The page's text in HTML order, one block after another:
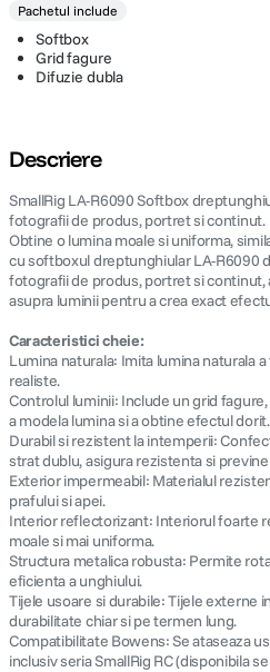
Pachetul include
Softbox
Grid fagure
Difuzie dubla
Descriere
SmallRig LA-R6090 Softbox
fotografii de produs, portret si continut.
Obtine o lumina moale si uniforma,
cu softboxul dreptunghiular LA-R6090
fotografii de produs, portret si
asupra luminii pentru a crea exact
Caracteristici cheie:
Lumina naturala: Imita lumina naturala
realiste.
Controlul luminii: Include un grid
a modela lumina si a obtine efectul dorit.
Durabil si rezistent la intemperii:
strat dublu, asigura rezistenta si
Exterior impermeabil: Materialul
prafului si apei.
Interior reflectorizant: Interiorul foarte
moale si mai uniforma.
Structura metalica robusta: Permite
eficienta a unghiului.
Tijele usoare si durabile: Tijele externe
durabilitate chiar si pe termen lung.
Compatibilitate Bowens: Se ataseaza
inclusiv seria SmallRig RC (disponibila